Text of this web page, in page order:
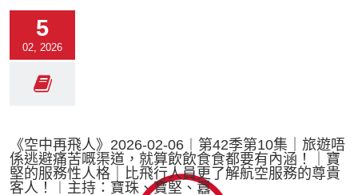
5
02, 2026
《空中再飛人》2026-02-06︱第42季第10集｜旅遊唔
係逃避痛苦嘅渠道，就算飲飲食食都要有內涵！｜寶
堅的服務性人格｜比飛行人員更了解航空服務的尊貴
客人！︱主持：寶珠、寶堅、囂